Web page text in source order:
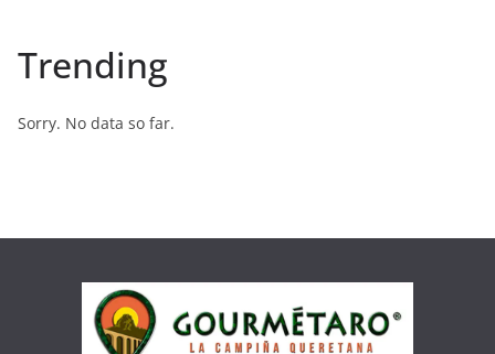
Trending
Sorry. No data so far.